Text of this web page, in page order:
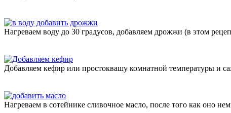
Нагреваем воду до 30 градусов, добавляем дрожжи (в этом
Добавляем кефир или простоквашу комнатной температуры и
Нагреваем в сотейнике сливочное масло, после того как оно